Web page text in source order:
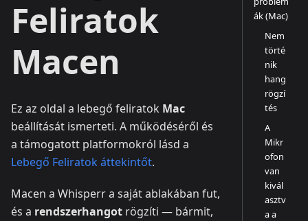
Feliratok
Macen
Ez az oldal a lebegő feliratok Mac
beállítását ismerteti. A működéséről és
a támogatott platformokról lásd a
Lebegő Feliratok áttekintőt.
Macen a Whisperr a saját ablakában fut,
és a rendszerhangot rögzíti — bármit,
ák (Mac)
Nem
törté
nik
hang
rögzí
tés
A
Mikr
ofon
van
kivál
asztv
a a